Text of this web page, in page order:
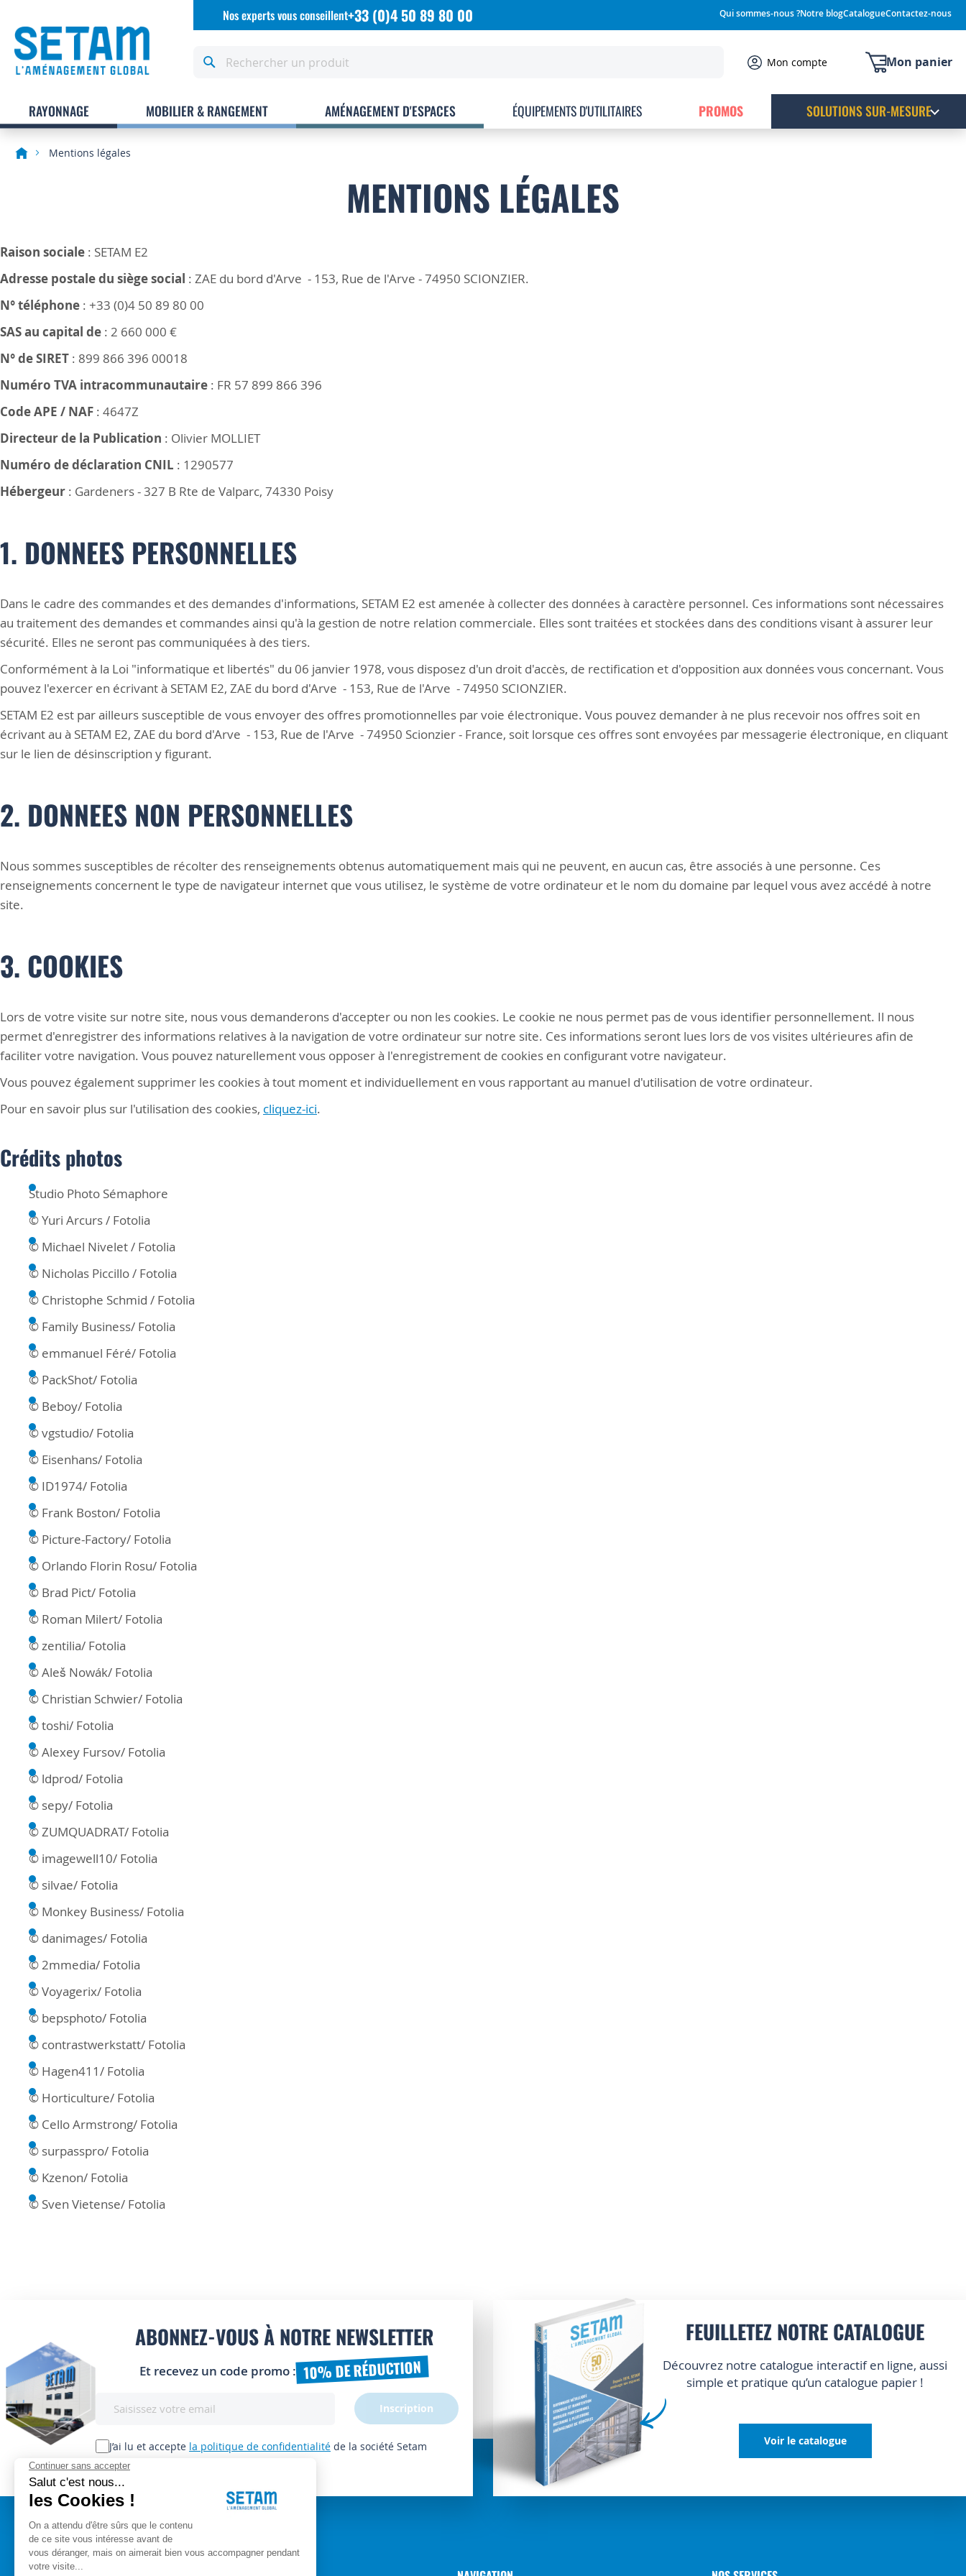
Allez
Qui sommes-nous ?Notre blogCatalogueContactez-nous
Nos experts vous conseillent+33 (0)4 50 89 80 00
Mon panier
Mon compte
RAYONNAGE MOBILIER & RANGEMENT AMÉNAGEMENT D'ESPACES ÉQUIPEMENTS D'UTILITAIRES PROMOS SOLUTIONS SUR-MESURE
Mentions légales
MENTIONS LÉGALES
Raison sociale : SETAM E2
Adresse postale du siège social : ZAE du bord d'Arve - 153, Rue de l'Arve - 74950 SCIONZIER.
N° téléphone : +33 (0)4 50 89 80 00
SAS au capital de : 2 660 000 €
N° de SIRET : 899 866 396 00018
Numéro TVA intracommunautaire : FR 57 899 866 396
Code APE / NAF : 4647Z
Directeur de la Publication : Olivier MOLLIET
Numéro de déclaration CNIL : 1290577
Hébergeur : Gardeners - 327 B Rte de Valparc, 74330 Poisy
1. DONNEES PERSONNELLES
Dans le cadre des commandes et des demandes d'informations, SETAM E2 est amenée à collecter des données à caractère personnel. Ces informations sont nécessaires
au traitement des demandes et commandes ainsi qu'à la gestion de notre relation commerciale. Elles sont traitées et stockées dans des conditions visant à assurer leur
sécurité. Elles ne seront pas communiquées à des tiers.
Conformément à la Loi "informatique et libertés" du 06 janvier 1978, vous disposez d'un droit d'accès, de rectification et d'opposition aux données vous concernant. Vous
pouvez l'exercer en écrivant à SETAM E2, ZAE du bord d'Arve - 153, Rue de l'Arve - 74950 SCIONZIER.
SETAM E2 est par ailleurs susceptible de vous envoyer des offres promotionnelles par voie électronique. Vous pouvez demander à ne plus recevoir nos offres soit en
écrivant au à SETAM E2, ZAE du bord d'Arve - 153, Rue de l'Arve - 74950 Scionzier - France, soit lorsque ces offres sont envoyées par messagerie électronique, en cliquant
sur le lien de désinscription y figurant.
2. DONNEES NON PERSONNELLES
Nous sommes susceptibles de récolter des renseignements obtenus automatiquement mais qui ne peuvent, en aucun cas, être associés à une personne. Ces
renseignements concernent le type de navigateur internet que vous utilisez, le système de votre ordinateur et le nom du domaine par lequel vous avez accédé à notre
site.
3. COOKIES
Lors de votre visite sur notre site, nous vous demanderons d'accepter ou non les cookies. Le cookie ne nous permet pas de vous identifier personnellement. Il nous
permet d'enregistrer des informations relatives à la navigation de votre ordinateur sur notre site. Ces informations seront lues lors de vos visites ultérieures afin de
faciliter votre navigation. Vous pouvez naturellement vous opposer à l'enregistrement de cookies en configurant votre navigateur.
Vous pouvez également supprimer les cookies à tout moment et individuellement en vous rapportant au manuel d'utilisation de votre ordinateur.
Pour en savoir plus sur l'utilisation des cookies, cliquez-ici.
Crédits photos
Studio Photo Sémaphore
© Yuri Arcurs / Fotolia
© Michael Nivelet / Fotolia
© Nicholas Piccillo / Fotolia
© Christophe Schmid / Fotolia
© Family Business/ Fotolia
© emmanuel Féré/ Fotolia
© PackShot/ Fotolia
© Beboy/ Fotolia
© vgstudio/ Fotolia
© Eisenhans/ Fotolia
© ID1974/ Fotolia
© Frank Boston/ Fotolia
© Picture-Factory/ Fotolia
© Orlando Florin Rosu/ Fotolia
© Brad Pict/ Fotolia
© Roman Milert/ Fotolia
© zentilia/ Fotolia
© Aleš Nowák/ Fotolia
© Christian Schwier/ Fotolia
© toshi/ Fotolia
© Alexey Fursov/ Fotolia
© ldprod/ Fotolia
© sepy/ Fotolia
© ZUMQUADRAT/ Fotolia
© imagewell10/ Fotolia
© silvae/ Fotolia
© Monkey Business/ Fotolia
© danimages/ Fotolia
© 2mmedia/ Fotolia
© Voyagerix/ Fotolia
© bepsphoto/ Fotolia
© contrastwerkstatt/ Fotolia
© Hagen411/ Fotolia
© Horticulture/ Fotolia
© Cello Armstrong/ Fotolia
© surpasspro/ Fotolia
© Kzenon/ Fotolia
© Sven Vietense/ Fotolia
ABONNEZ-VOUS À NOTRE NEWSLETTER
Et recevez un code promo : 10% DE RÉDUCTION
lettre
d’information
:
J’ai lu et accepte la politique de confidentialité de la société Setam
Inscription
FEUILLETEZ NOTRE CATALOGUE
Découvrez notre catalogue interactif en ligne, aussi
simple et pratique qu’un catalogue papier !
Voir le catalogue